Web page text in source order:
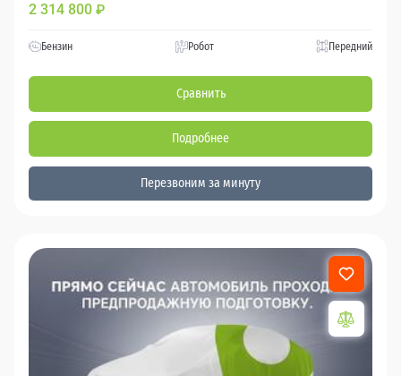
2 314 800 ₽
Бензин Робот Передний
Сравнить
Подробнее
Перезвоним за минуту